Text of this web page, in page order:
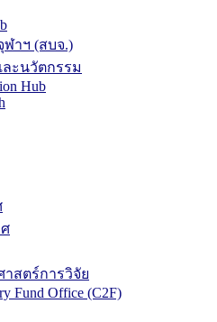
าฯ (สบจ.)
ะนวัตกรรม
Hub
สตร์การวิจัย
Fund Office (C2F)